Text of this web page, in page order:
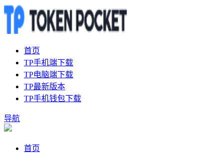
首页
TP手机端下载
TP电脑端下载
TP最新版本
TP手机钱包下载
导航
首页